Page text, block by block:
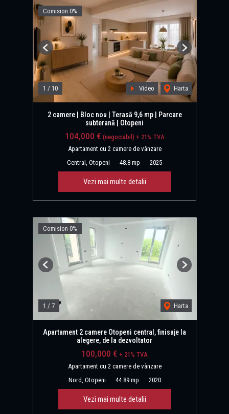
Comision 0%
1 / 10 Video Harta
Previous Next
2 camere | Bloc nou | Terasă 9,6 mp | Parcare
subterană | Otopeni
104,000 € (negociabil) + 21% TVA
Apartament cu 2 camere de vânzare
Central, Otopeni
48.8 mp 2025
Vezi mai multe detalii
Comision 0%
1 / 7 Harta
Previous Next
Apartament 2 camere Otopeni central, finisaje la
alegere, de la dezvoltator
100,000 € + 21% TVA
Apartament cu 2 camere de vânzare
Nord, Otopeni
44.89 mp 2020
Vezi mai multe detalii